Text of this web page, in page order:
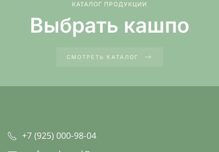
КАТАЛОГ ПРОДУКЦИИ
Выбрать кашпо
СМОТРЕТЬ КАТАЛОГ
+7 (925) 000-98-04